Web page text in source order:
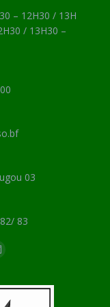
– 12H30 / 13H
/ 13H30 –
03
83